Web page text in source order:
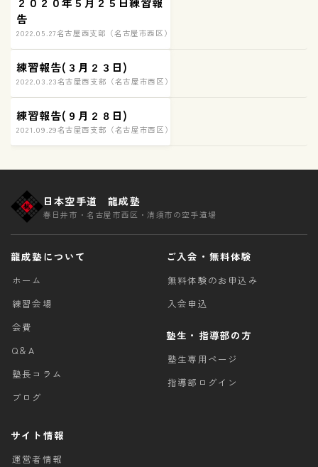
告
2022.05.27名古屋西支部（名古屋市西区）練習の様子
練習報告(３月２３日)
2022.03.23名古屋西支部（名古屋市西区）練習の様子
練習報告(９月２８日)
2021.09.29名古屋西支部（名古屋市西区）練習の様子
日本空手道 龍成塾
春日井市・名古屋市西区・清須市の空手道場
龍成塾について
ホーム
練習会場
会費
Q＆A
塾長コラム
ブログ
ご入会・無料体験
無料体験のお申込み
入会申込
塾生・指導部の方
塾生専用ページ
指導部ログイン
サイト情報
運営者情報